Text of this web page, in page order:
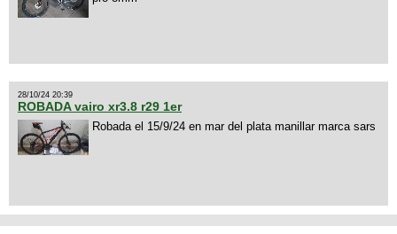
28/10/24 20:39
ROBADA vairo xr3.8 r29 1er
Robada el 15/9/24 en mar del plata manillar marca sars